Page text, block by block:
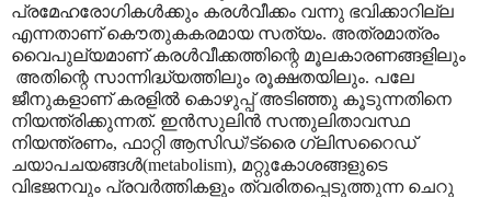
പ്രമേഹരോഗികൾക്കും കരൾവീക്കം വന്നു ഭവിക്കാറില്ല
എന്നതാണ് കൌതുകകരമായ സത്യം. അത്രമാത്രം
വൈപുല്യമാണ് കരൾവീക്കത്തിന്റെ മൂലകാരണങ്ങളിലും
അതിന്റെ സാന്നിദ്ധ്യത്തിലും രൂക്ഷതയിലും. പലേ
ജീനുകളാണ് കരളിൽ കൊഴുപ്പ് അടിഞ്ഞു കൂടുന്നതിനെ
നിയന്ത്രിക്കുന്നത്. ഇൻസുലിൻ സന്തുലിതാവസ്ഥ
നിയന്ത്രണം, ഫാറ്റി ആസിഡ്/ട്രൈ ഗ്ലിസറൈഡ്
ചയാപചയങ്ങൾ(metabolism), മറ്റുകോശങ്ങളുടെ
വിഭജനവും പ്രവർത്തികളും ത്വരിതപ്പെടുത്തുന്ന ചെറു